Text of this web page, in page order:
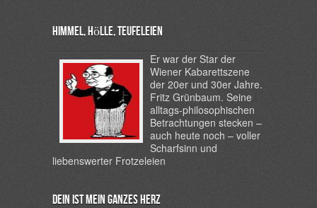
Himmel, Hölle, Teufeleien
Er war der Star der
Wiener Kabarettszene
der 20er und 30er Jahre.
Fritz Grünbaum. Seine
alltags-philosophischen
Betrachtungen stecken –
auch heute noch – voller
Scharfsinn und
liebenswerter Frotzeleien
Dein ist mein ganzes Herz